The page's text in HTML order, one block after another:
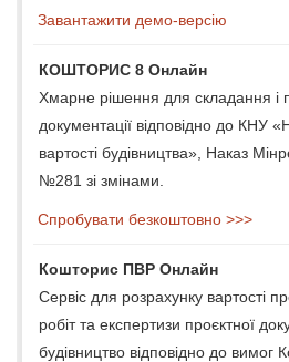
Завантажити демо-версію
КОШТОРИС 8 Онлайн
Хмарне рішення для складання і
документації відповідно до КНУ
вартості будівництва», Наказ
№281 зі змінами.
Спробувати безкоштовно >>>
Кошторис ПВР Онлайн
Сервіс для розрахунку вартості
робіт та експертизи проєктної
будівництво відповідно до